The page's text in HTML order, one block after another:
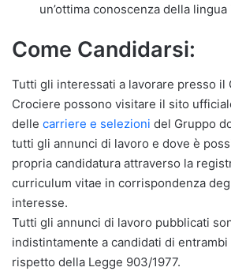
un’ottima conoscenza della
Come Candidarsi:
Tutti gli interessati a lavorare presso il
Crociere possono visitare il sito
delle carriere e selezioni del Gruppo
tutti gli annunci di lavoro e dove è
propria candidatura attraverso la
curriculum vitae in corrispondenza
interesse.
Tutti gli annunci di lavoro pubblicati
indistintamente a candidati di
rispetto della Legge 903/1977.